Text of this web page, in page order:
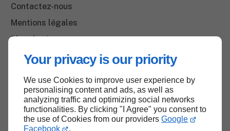
Your privacy is our priority
We use Cookies to improve user experience by
personalising content and ads, as well as
analyzing traffic and optimizing social networks
functionalities. By clicking "I Agree" you consent to
the use of Cookies from our providers Google
Facebook
.
Contactez-nous
Mentions légales
Plan du site
Haut de page